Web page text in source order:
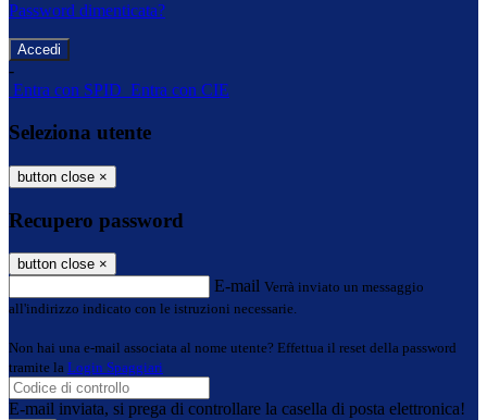
Password dimenticata?
-
Entra con SPID Entra con CIE
Seleziona utente
button close ×
Recupero password
button close ×
E-mail Verrà inviato un messaggio
all'indirizzo indicato con le istruzioni necessarie.
Non hai una e-mail associata al nome utente? Effettua il reset della password
tramite la Login Spaggiari
E-mail inviata, si prega di controllare la casella di posta elettronica!